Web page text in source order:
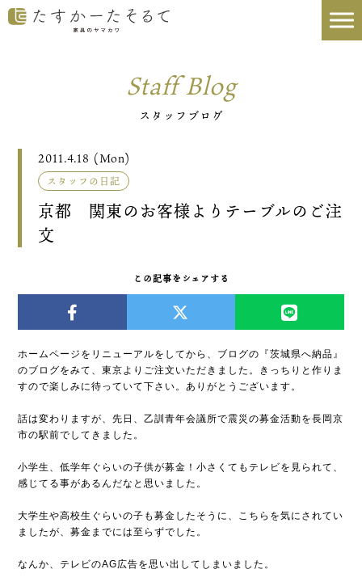
Staff Blog
スタッフブログ
2011.4.18 (Mon)
スタッフの日記
京都 関東のお客様よりテーブルのご注
文
この記事をシェアする
ホームページをリニューアルをしてから、ブログの『茨城県へ納品』
のブログをみて、東京よりご注文いただきました。きっちりと作りま
すので楽しみに待っていて下さい。ありがとうございます。
話は変わりますが、先日、乙訓青年会議所で震災の募金活動を長岡京
市の駅前でしてきました。
小学生、低学年ぐらいの子供が募金！小さくてもテレビを見られて、
感じてる事があるんだなと思いました。
大学生や高校生ぐらいの子も募金したそうに、こちらを気にされてい
ましたが、募金までには至らずでした。
なんか、テレビのAG広告を思い出してしまいました。